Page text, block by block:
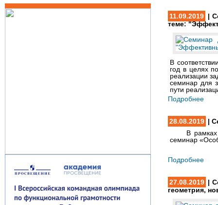
11.09.2019 |
теме:
В
год в целях
реализации
семинар для
пути
Подробнее
28.08.2019 |
В рамках
семинар
Подробнее
27.08.2019 |
геометрия,